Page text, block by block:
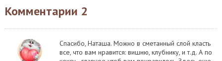
Комментарии 2
Спасибо, Наташа. Можно в сметанный слой класть
все, что вам нравится: вишню, клубнику, и т.д. А по